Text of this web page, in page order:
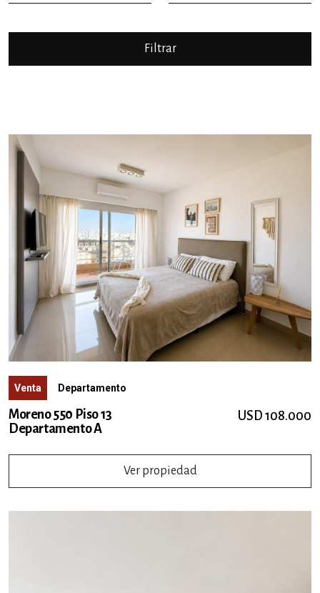
Venta Departamento
Moreno 550 Piso 13
Departamento A
USD 108.000
Ver propiedad